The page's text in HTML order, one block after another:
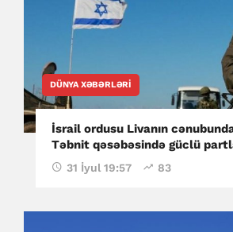
DÜNYA XƏBƏRLƏRI
İsrail ordusu Livanın
Təbnit qəsəbəsində güclü
31 İyul 19:57 83